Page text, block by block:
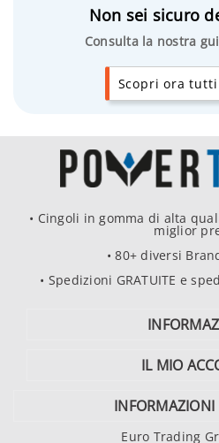
Non sei sicuro
Consulta la nostra
Scopri ora
• Cingoli in gomma di alta
miglior
• 80+ diversi
• Spedizioni GRATUITE e
IL MIO
Euro Trading